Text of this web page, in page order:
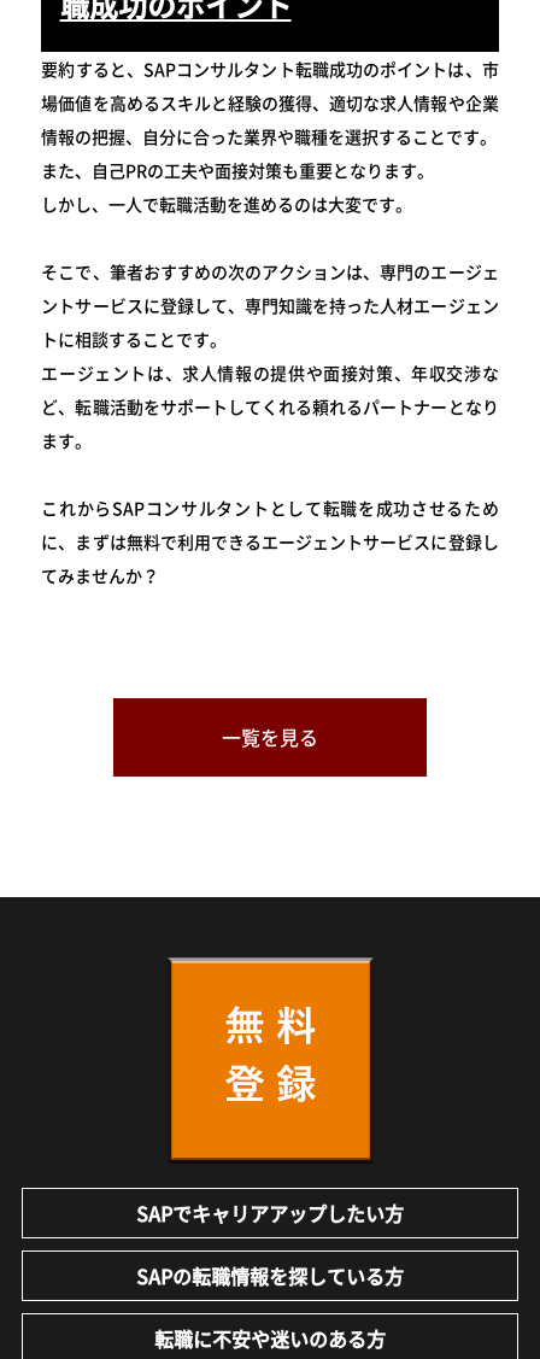
要約すると、SAPコンサルタント転職成功のポイントは、市
場価値を高めるスキルと経験の獲得、適切な求人情報や企業
情報の把握、自分に合った業界や職種を選択することです。
また、自己PRの工夫や面接対策も重要となります。
しかし、一人で転職活動を進めるのは大変です。
そこで、筆者おすすめの次のアクションは、専門のエージェ
ントサービスに登録して、専門知識を持った人材エージェン
トに相談することです。
エージェントは、求人情報の提供や面接対策、年収交渉な
ど、転職活動をサポートしてくれる頼れるパートナーとなり
ます。
これからSAPコンサルタントとして転職を成功させるため
に、まずは無料で利用できるエージェントサービスに登録し
てみませんか？
一覧を見る
SAPでキャリアアップしたい方
SAPの転職情報を探している方
転職に不安や迷いのある方